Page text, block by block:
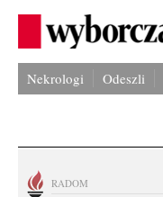
Nekrologi Odeszli
RADOM